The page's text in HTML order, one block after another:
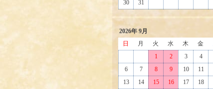
30
31
2026年 9月
日
月 火 水 木 金
1
2 3 4
6
7 8 9 10 11
13
14 15 16 17 18